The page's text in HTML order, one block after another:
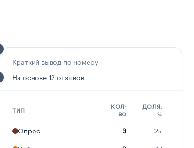
Краткий вывод по номеру
На основе 12 отзывов
ТИП
КОЛ-
ВО
ДОЛЯ,
%
Опрос 3 25